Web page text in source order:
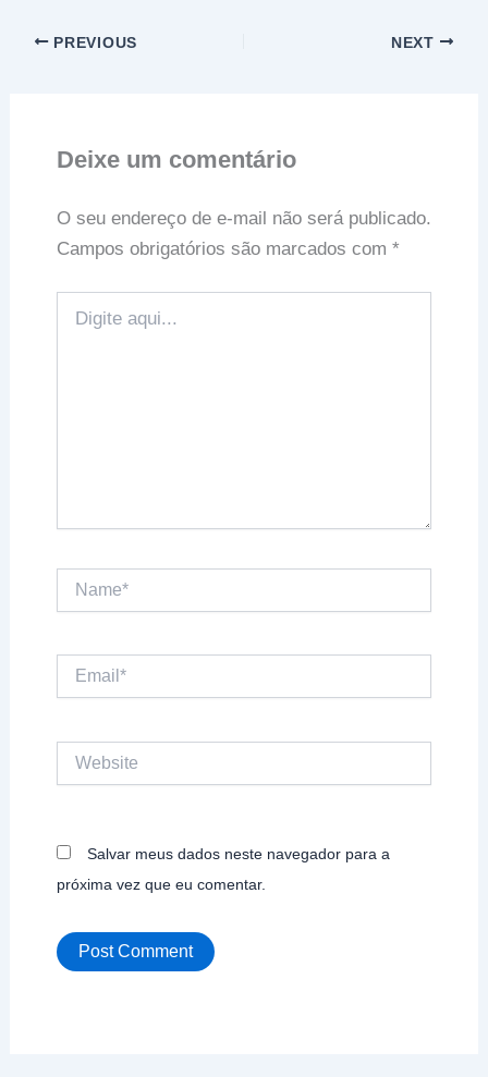
PREVIOUS NEXT
Deixe um comentário
O seu endereço de e-mail não será publicado.
Campos obrigatórios são marcados com *
aqui...
Email*
Salvar meus dados neste navegador para a
próxima vez que eu comentar.